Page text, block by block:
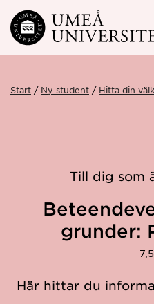
Hoppa direkt till
Start Ny student Hitta din
Till dig som
grunder:
Här hittar du